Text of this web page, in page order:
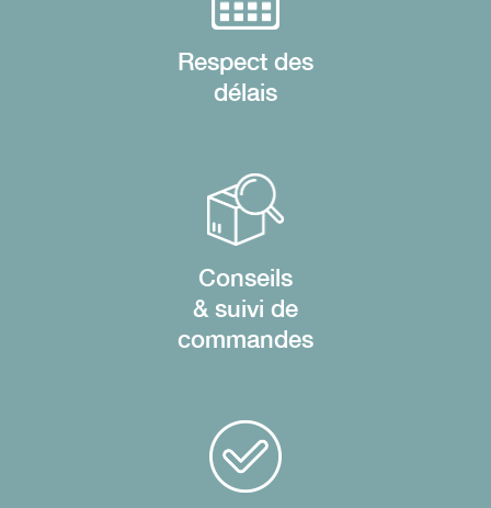
Respect des
délais
Conseils
& suivi de
commandes